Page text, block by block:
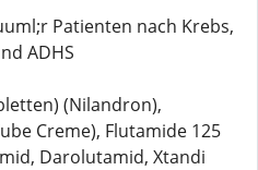
Patienten nach Krebs,
ADHS
(Nilandron),
Creme), Flutamide 125
Darolutamid, Xtandi